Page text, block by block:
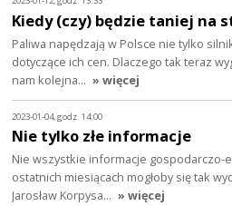
Kiedy (czy) będzie taniej na
Paliwa napędzają w Polsce nie tylko
dotyczące ich cen. Dlaczego tak teraz
nam kolejna… » więcej
2023-01-04, godz. 14:00
Nie tylko złe informacje
Nie wszystkie informacje gospodarczo-
ostatnich miesiącach mogłoby się tak
Jarosław Korpysa… » więcej